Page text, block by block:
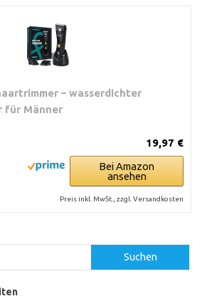
– wasserdichter
für Männer
19,97 €
Bei Amazon
ansehen
Preis inkl. MwSt., zzgl. Versandkosten
Suchen